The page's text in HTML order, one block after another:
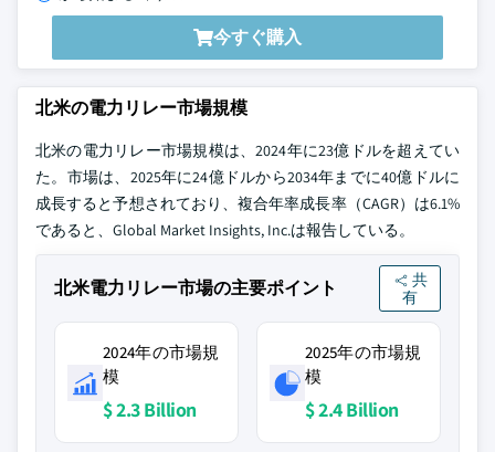
今すぐ購入
北米の電力リレー市場規模
北米の電力リレー市場規模は、2024年に23億ドルを超えてい
た。市場は、2025年に24億ドルから2034年までに40億ドルに
成長すると予想されており、複合年率成長率（CAGR）は6.1%
であると、Global Market Insights, Inc.は報告している。
北米電力リレー市場の主要ポイント
共
有
2024年の市場規
模
$ 2.3 Billion
2025年の市場規
模
$ 2.4 Billion